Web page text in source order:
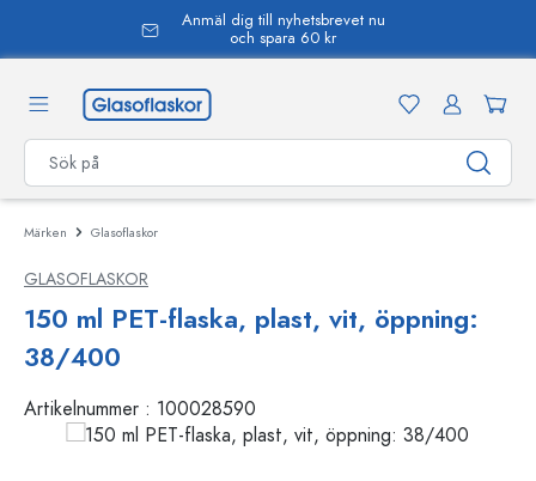
Anmäl dig till nyhetsbrevet nu
och spara 60 kr
Märken Glasoflaskor
GLASOFLASKOR
150 ml PET-flaska, plast, vit, öppning:
38/400
Artikelnummer : 100028590